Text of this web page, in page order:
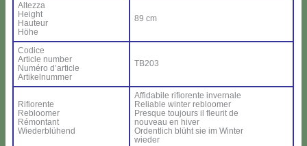
Al­tez­za
Height
Hau­teur
Hö­he
89 cm
Co­di­ce
Ar­ti­cle num­ber
Nu­mé­ro d’ar­ti­cle
Ar­ti­kel­num­mer
TB203
Ri­fio­ren­te
Re­bloo­mer
Ré­mon­tant
Wie­der­blü­hend
Af­fi­da­bi­le ri­fio­ren­te in­ver­na­le
Re­lia­ble win­ter re­bloo­mer
Pre­sque tou­jours il fleu­rit de
nou­veau en hi­ver
Or­den­tlich blü­ht sie im Win­ter
wie­der